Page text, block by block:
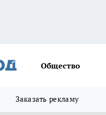
Общество
Заказать рекламу